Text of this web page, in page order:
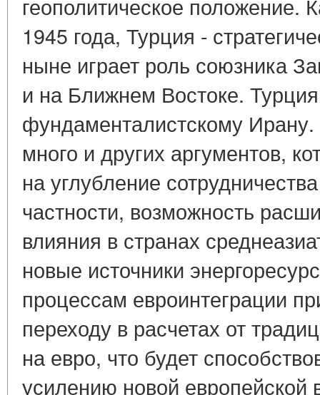
геополитическое положение.
1945 года, Турция -
ныне играет роль союзника
и на Ближнем Востоке.
фундаменталистскому
много и других аргументов,
на углубление
частности, возможность
влияния в странах
новые источники
процессам евроинтеграции
переходу в расчетах от
на евро, что будет
усилению новой